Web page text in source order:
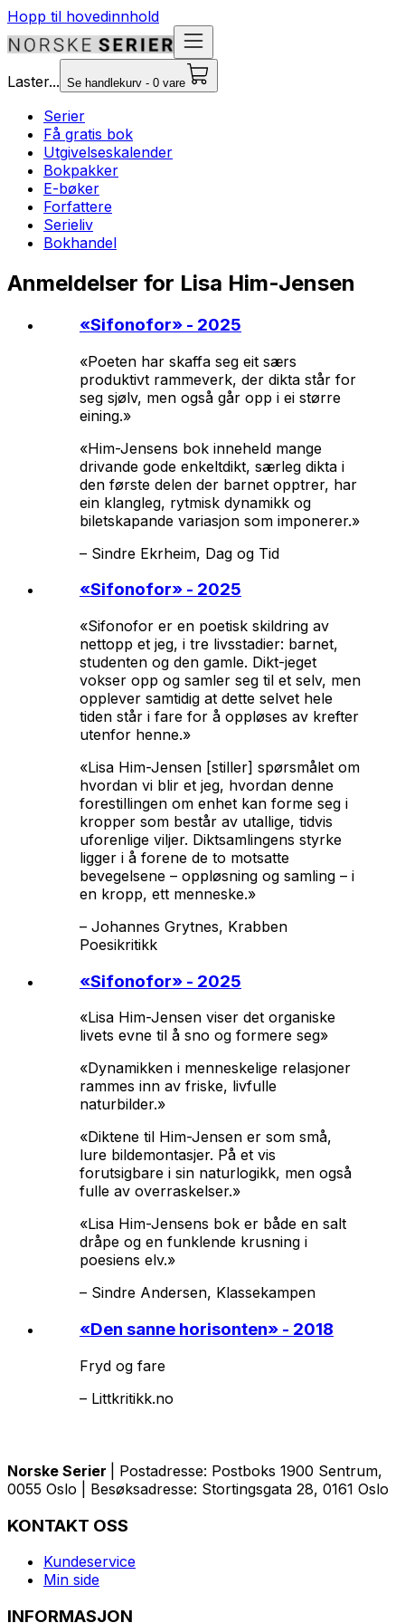
Hopp til hovedinnhold
Laster... Se handlekurv - 0 vare
Serier
Få gratis bok
Utgivelseskalender
Bokpakker
E-bøker
Forfattere
Serieliv
Bokhandel
Anmeldelser for Lisa Him-Jensen
«Sifonofor» - 2025
«Poeten har skaffa seg eit særs
produktivt rammeverk, der dikta står for
seg sjølv, men også går opp i ei større
eining.»
«Him-Jensens bok inneheld mange
drivande gode enkeltdikt, særleg dikta i
den første delen der barnet opptrer, har
ein klangleg, rytmisk dynamikk og
biletskapande variasjon som imponerer.»
– Sindre Ekrheim, Dag og Tid
«Sifonofor» - 2025
«Sifonofor er en poetisk skildring av
nettopp et jeg, i tre livsstadier: barnet,
studenten og den gamle. Dikt-jeget
vokser opp og samler seg til et selv, men
opplever samtidig at dette selvet hele
tiden står i fare for å oppløses av krefter
utenfor henne.»
«Lisa Him-Jensen [stiller] spørsmålet om
hvordan vi blir et jeg, hvordan denne
forestillingen om enhet kan forme seg i
kropper som består av utallige, tidvis
uforenlige viljer. Diktsamlingens styrke
ligger i å forene de to motsatte
bevegelsene – oppløsning og samling – i
en kropp, ett menneske.»
– Johannes Grytnes, Krabben
Poesikritikk
«Sifonofor» - 2025
«Lisa Him-Jensen viser det organiske
livets evne til å sno og formere seg»
«Dynamikken i menneskelige relasjoner
rammes inn av friske, livfulle
naturbilder.»
«Diktene til Him-Jensen er som små,
lure bildemontasjer. På et vis
forutsigbare i sin naturlogikk, men også
fulle av overraskelser.»
«Lisa Him-Jensens bok er både en salt
dråpe og en funklende krusning i
poesiens elv.»
– Sindre Andersen, Klassekampen
«Den sanne horisonten» - 2018
Fryd og fare
– Littkritikk.no
Norske Serier
| Postadresse: Postboks 1900 Sentrum,
0055 Oslo | Besøksadresse: Stortingsgata 28, 0161 Oslo
KONTAKT OSS
Kundeservice
Min side
INFORMASJON